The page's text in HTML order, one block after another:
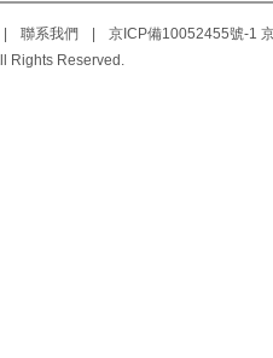
聯系我們 京ICP備10052455號-1
Rights Reserved.